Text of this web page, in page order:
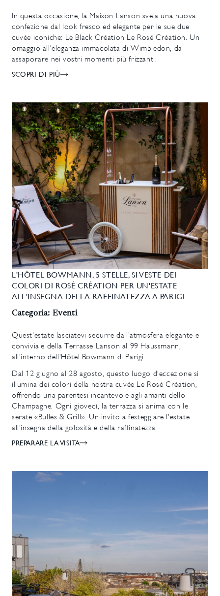
In questa occasione, la Maison Lanson svela una nuova
confezione dal look fresco ed elegante per le sue due
cuvée iconiche: Le Black Création Le Rosé Création. Un
omaggio all’eleganza immacolata di Wimbledon, da
assaporare nei vostri momenti più frizzanti.
SCOPRI DI PIÙ
L'HÔTEL BOWMANN, 5 STELLE, SI VESTE DEI
COLORI DI ROSÉ CRÉATION PER UN'ESTATE
ALL'INSEGNA DELLA RAFFINATEZZA A PARIGI
Categoria: Eventi
Quest'estate lasciatevi sedurre dall'atmosfera elegante e
conviviale della Terrasse Lanson al 99 Haussmann,
all'interno dell'Hôtel Bowmann di Parigi.
Dal 12 giugno al 28 agosto, questo luogo d'eccezione si
illumina dei colori della nostra cuvée Le Rosé Création,
offrendo una parentesi incantevole agli amanti dello
Champagne. Ogni giovedì, la terrazza si anima con le
serate «Bulles & Grill». Un invito a festeggiare l'estate
all'insegna della golosità e della raffinatezza.
PREPARARE LA VISITA